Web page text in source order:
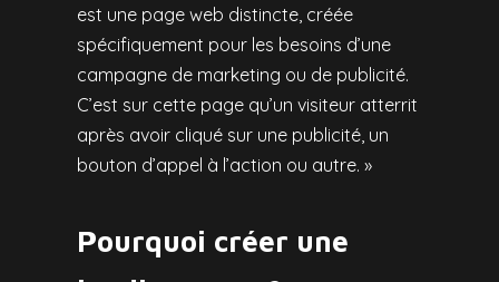
est une page web distincte, créée
spécifiquement pour les besoins d’une
campagne de marketing ou de publicité.
C’est sur cette page qu’un visiteur atterrit
après avoir cliqué sur une publicité, un
bouton d’appel à l’action ou autre. »
Pourquoi créer une